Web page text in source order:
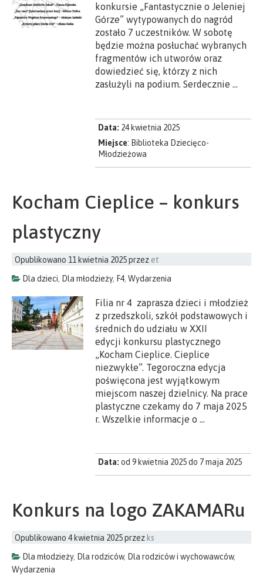
konkursie „Fantastycznie o Jeleniej
Górze” wytypowanych do nagród
zostało 7 uczestników. W sobotę
będzie można posłuchać wybranych
fragmentów ich utworów oraz
dowiedzieć się, którzy z nich
zasłużyli na podium. Serdecznie …
Data: 24 kwietnia 2025
Miejsce: Biblioteka Dziecięco-
Młodzieżowa
Kocham Cieplice – konkurs
plastyczny
Opublikowano 11 kwietnia 2025przez et
Dla dzieci, Dla młodzieży, F4, Wydarzenia
Filia nr 4 zaprasza dzieci i młodzież
z przedszkoli, szkół podstawowych i
średnich do udziału w XXII
edycji konkursu plastycznego
„Kocham Cieplice. Cieplice
niezwykłe”. Tegoroczna edycja
poświęcona jest wyjątkowym
miejscom naszej dzielnicy. Na prace
plastyczne czekamy do 7 maja 2025
r. Wszelkie informacje o …
Data:od 9 kwietnia 2025 do 7 maja 2025
Konkurs na logo ZAKAMARu
Opublikowano 4 kwietnia 2025przez ks
Dla młodzieży, Dla rodziców, Dla rodziców i wychowawców,
Wydarzenia